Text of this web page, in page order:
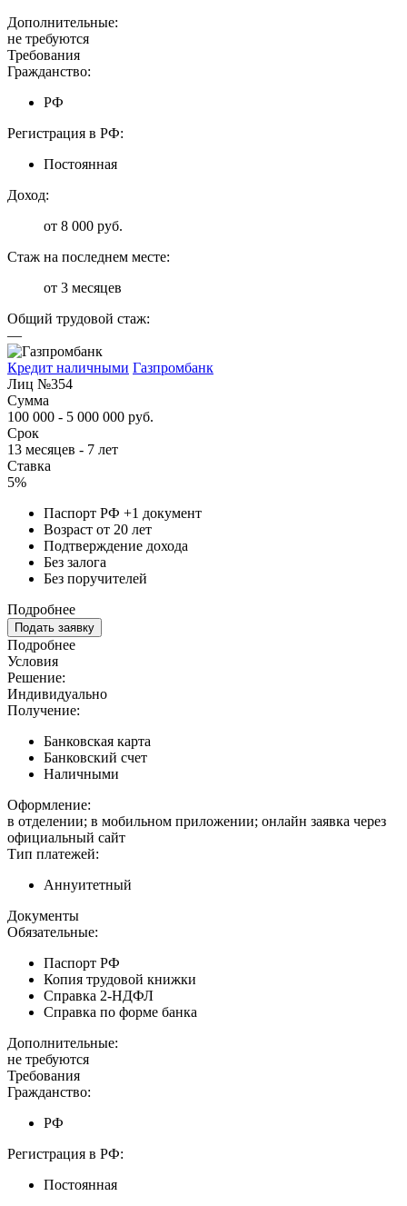
Дополнительные:
не требуются
Требования
Гражданство:
РФ
Регистрация в РФ:
Постоянная
Доход:
от 8 000 руб.
Стаж на последнем месте:
от 3 месяцев
Общий трудовой стаж:
—
Кредит наличными Газпромбанк
Лиц №354
Сумма
100 000 - 5 000 000 руб.
Срок
13 месяцев - 7 лет
Ставка
5%
Паспорт РФ +1 документ
Возраст от 20 лет
Подтверждение дохода
Без залога
Без поручителей
Подробнее
Подать заявку
Подробнее
Условия
Решение:
Индивидуально
Получение:
Банковская карта
Банковский счет
Наличными
Оформление:
в отделении; в мобильном приложении; онлайн заявка через
официальный сайт
Тип платежей:
Аннуитетный
Документы
Обязательные:
Паспорт РФ
Копия трудовой книжки
Справка 2-НДФЛ
Справка по форме банка
Дополнительные:
не требуются
Требования
Гражданство:
РФ
Регистрация в РФ:
Постоянная